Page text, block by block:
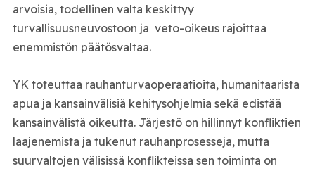
arvoisia, todellinen valta keskittyy
turvallisuusneuvostoon ja veto-oikeus rajoittaa
enemmistön päätösvaltaa.
YK toteuttaa rauhanturvaoperaatioita, humanitaarista
apua ja kansainvälisiä kehitysohjelmia sekä edistää
kansainvälistä oikeutta. Järjestö on hillinnyt konfliktien
laajenemista ja tukenut rauhanprosesseja, mutta
suurvaltojen välisissä konflikteissa sen toiminta on